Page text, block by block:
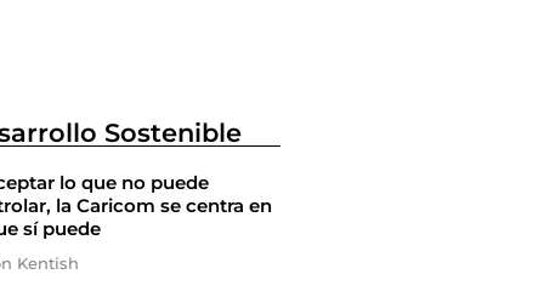
Sostenible
lo que no puede
la Caricom se centra en
sí puede
Kentish